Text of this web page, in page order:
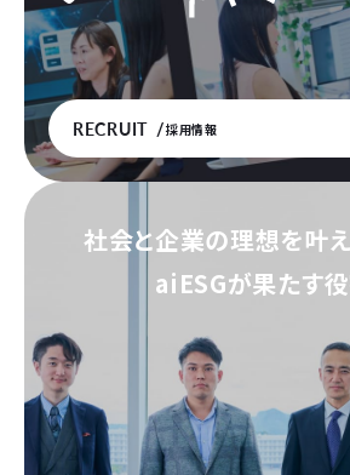
RECRUIT 採用情報
社会と企業の理想を叶え
aiESGが果たす役